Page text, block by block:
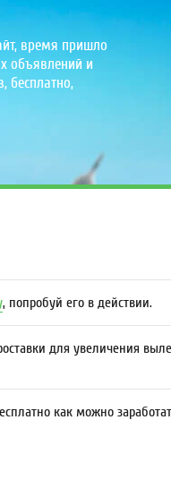
время пришло
объявлений и
бесплатно,
, попробуй его в действии.
для увеличения
как можно